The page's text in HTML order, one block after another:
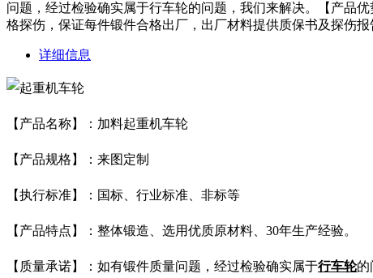
问题，经过检验确实属于行车轮的问题，我们来解决。【产品
格探伤，保证每件锻件合格出厂，出厂材料提供质保书及探伤报
详细信息
【产品名称】：加料起重机车轮
【产品规格】：来图定制
【执行标准】：国标、行业标准、非标等
【产品特点】：整体锻造、选用优质原材料、30年生产经验。
【质量承诺】：如有锻件质量问题，经过检验确实属于行车轮的